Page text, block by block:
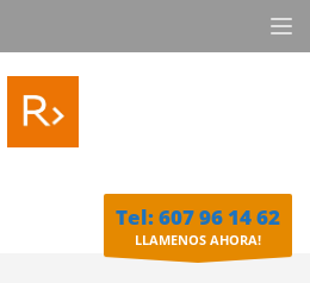
Tel: 607 96 14 62
LLAMENOS AHORA!